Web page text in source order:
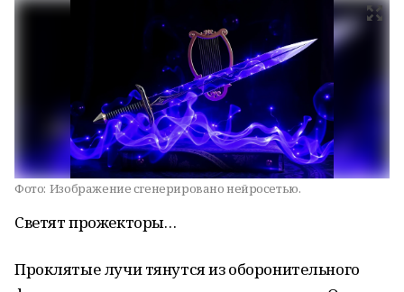
Фото: Изображение сгенерировано нейросетью.
Светят прожекторы…
Проклятые лучи тянутся из оборонительного